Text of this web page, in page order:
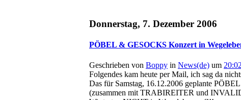
Donnerstag, 7. Dezember 2006
PÖBEL & GESOCKS Konzert in
Geschrieben von Boppy in News(de) um 20:02
Folgendes kam heute per Mail, ich sag da
Das für Samstag, 16.12.2006 geplante
(zusammen mit TRABIREITER und